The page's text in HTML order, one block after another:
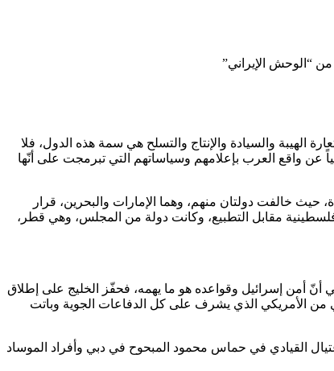
“الوحش الإيراني”
الهيبة والسيادة والإنتاج والتسلح هي سمة هذه الدول، فلا
عن واقع العرب بإعلامهم وسياساتهم التي تبرمجت على أنّها
حيث خالفت دولتان منهم، وهما الإمارات والبحرين، قرار
تنص على قيام دولة فلسطينية مقابل التطبيع، وكانت دولة من المجلس، وهي قطر،
أنّ أمن إسرائيل وقواعده هو ما يهمه، فحفّز الخليج على إطلاق
الأمريكي الذي يشرف على كل الدفاعات الجوية وباتت
القيادي في حماس محمود المبحوح في دبي وأفراد الموساد